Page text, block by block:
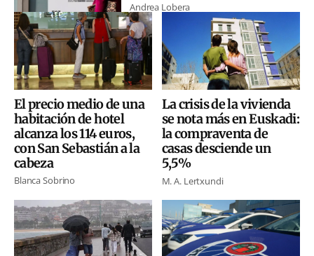
Andrea Lobera
El precio medio de una
habitación de hotel
alcanza los 114 euros,
con San Sebastián a la
cabeza
Blanca Sobrino
La crisis de la vivienda
se nota más en Euskadi:
la compraventa de
casas desciende un
5,5%
M. A. Lertxundi